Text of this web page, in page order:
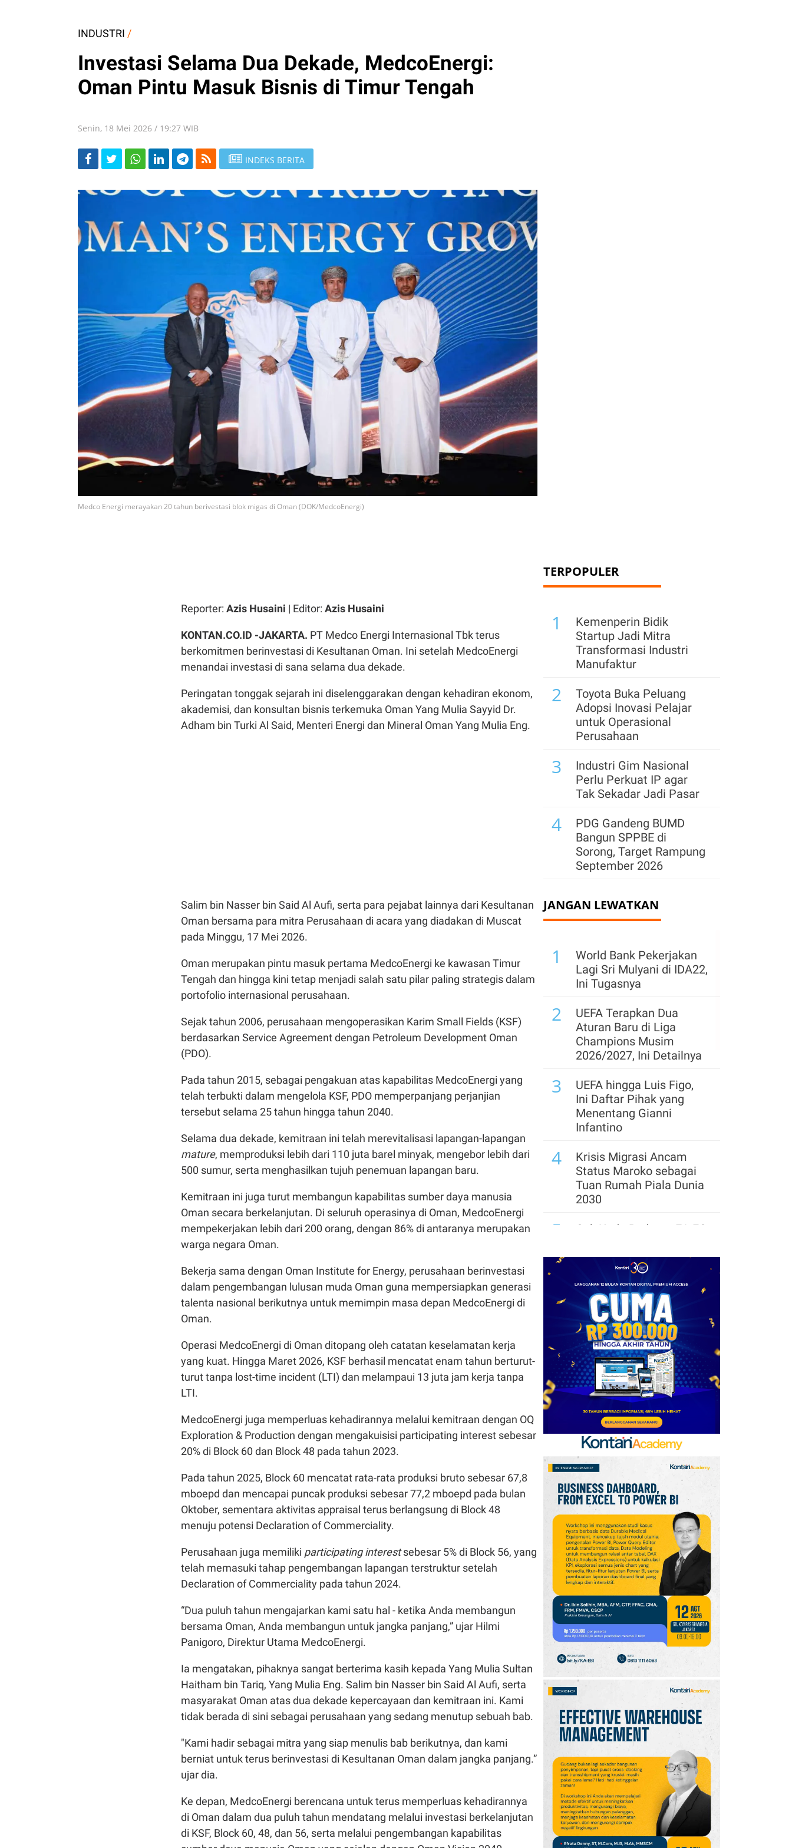
INDUSTRI /
Investasi Selama Dua Dekade, MedcoEnergi:
Oman Pintu Masuk Bisnis di Timur Tengah
Senin, 18 Mei 2026 / 19:27 WIB
INDEKS BERITA
Medco Energi merayakan 20 tahun berivestasi blok migas di Oman (DOK/MedcoEnergi)
Reporter: Azis Husaini | Editor: Azis Husaini
KONTAN.CO.ID -JAKARTA. PT Medco Energi Internasional Tbk terus
berkomitmen berinvestasi di Kesultanan Oman. Ini setelah MedcoEnergi
menandai investasi di sana selama dua dekade.
Peringatan tonggak sejarah ini diselenggarakan dengan kehadiran ekonom,
akademisi, dan konsultan bisnis terkemuka Oman Yang Mulia Sayyid Dr.
Adham bin Turki Al Said, Menteri Energi dan Mineral Oman Yang Mulia Eng.
Salim bin Nasser bin Said Al Aufi, serta para pejabat lainnya dari Kesultanan
Oman bersama para mitra Perusahaan di acara yang diadakan di Muscat
pada Minggu, 17 Mei 2026.
Oman merupakan pintu masuk pertama MedcoEnergi ke kawasan Timur
Tengah dan hingga kini tetap menjadi salah satu pilar paling strategis dalam
portofolio internasional perusahaan.
Sejak tahun 2006, perusahaan mengoperasikan Karim Small Fields (KSF)
berdasarkan Service Agreement dengan Petroleum Development Oman
(PDO).
Pada tahun 2015, sebagai pengakuan atas kapabilitas MedcoEnergi yang
telah terbukti dalam mengelola KSF, PDO memperpanjang perjanjian
tersebut selama 25 tahun hingga tahun 2040.
Selama dua dekade, kemitraan ini telah merevitalisasi lapangan-lapangan
mature, memproduksi lebih dari 110 juta barel minyak, mengebor lebih dari
500 sumur, serta menghasilkan tujuh penemuan lapangan baru.
Kemitraan ini juga turut membangun kapabilitas sumber daya manusia
Oman secara berkelanjutan. Di seluruh operasinya di Oman, MedcoEnergi
mempekerjakan lebih dari 200 orang, dengan 86% di antaranya merupakan
warga negara Oman.
Bekerja sama dengan Oman Institute for Energy, perusahaan berinvestasi
dalam pengembangan lulusan muda Oman guna mempersiapkan generasi
talenta nasional berikutnya untuk memimpin masa depan MedcoEnergi di
Oman.
Operasi MedcoEnergi di Oman ditopang oleh catatan keselamatan kerja
yang kuat. Hingga Maret 2026, KSF berhasil mencatat enam tahun berturut-
turut tanpa lost-time incident (LTI) dan melampaui 13 juta jam kerja tanpa
LTI.
MedcoEnergi juga memperluas kehadirannya melalui kemitraan dengan OQ
Exploration & Production dengan mengakuisisi participating interest sebesar
20% di Block 60 dan Block 48 pada tahun 2023.
Pada tahun 2025, Block 60 mencatat rata-rata produksi bruto sebesar 67,8
mboepd dan mencapai puncak produksi sebesar 77,2 mboepd pada bulan
Oktober, sementara aktivitas appraisal terus berlangsung di Block 48
menuju potensi Declaration of Commerciality.
Perusahaan juga memiliki participating interestsebesar 5% di Block 56, yang
telah memasuki tahap pengembangan lapangan terstruktur setelah
Declaration of Commerciality pada tahun 2024.
“Dua puluh tahun mengajarkan kami satu hal - ketika Anda membangun
bersama Oman, Anda membangun untuk jangka panjang,” ujar Hilmi
Panigoro, Direktur Utama MedcoEnergi.
Ia mengatakan, pihaknya sangat berterima kasih kepada Yang Mulia Sultan
Haitham bin Tariq, Yang Mulia Eng. Salim bin Nasser bin Said Al Aufi, serta
masyarakat Oman atas dua dekade kepercayaan dan kemitraan ini. Kami
tidak berada di sini sebagai perusahaan yang sedang menutup sebuah bab.
"Kami hadir sebagai mitra yang siap menulis bab berikutnya, dan kami
berniat untuk terus berinvestasi di Kesultanan Oman dalam jangka panjang.”
ujar dia.
Ke depan, MedcoEnergi berencana untuk terus memperluas kehadirannya
di Oman dalam dua puluh tahun mendatang melalui investasi berkelanjutan
di KSF, Block 60, 48, dan 56, serta melalui pengembangan kapabilitas
TERPOPULER
1
Kemenperin Bidik
Startup Jadi Mitra
Transformasi Industri
Manufaktur
2
Toyota Buka Peluang
Adopsi Inovasi Pelajar
untuk Operasional
Perusahaan
3
Industri Gim Nasional
Perlu Perkuat IP agar
Tak Sekadar Jadi Pasar
4
PDG Gandeng BUMD
Bangun SPPBE di
Sorong, Target Rampung
September 2026
JANGAN LEWATKAN
1
World Bank Pekerjakan
Lagi Sri Mulyani di IDA22,
Ini Tugasnya
2
UEFA Terapkan Dua
Aturan Baru di Liga
Champions Musim
2026/2027, Ini Detailnya
3
UEFA hingga Luis Figo,
Ini Daftar Pihak yang
Menentang Gianni
Infantino
4
Krisis Migrasi Ancam
Status Maroko sebagai
Tuan Rumah Piala Dunia
2030
5
Cek Kode Redeem EA FC
2026: Klaim Ribuan
Gems Gratis!
6
Promo JSM Alfamart 7–
9 Agustus 2026, Minyak
Goreng 2 Liter Mulai
Rp41.500
7
Arsenal Perpanjang
Kerja Sama dengan
Emirates hingga 2033, Ini
Detail Kemitraannya
Apa Saja Syarat
Pencairan JHT 10%? Cek
Dokumen dan Panduan
untuk Peserta BPJSTK
9
Promo Alfamart Murah
Banget 7–13 Agustus
2026, Sunlight hingga
Bebelac Diskon
10 Promo JSM Superindo
7–9 Agustus 2026,
Minyak Goreng Rp37.900
hingga Buah Diskon 50%